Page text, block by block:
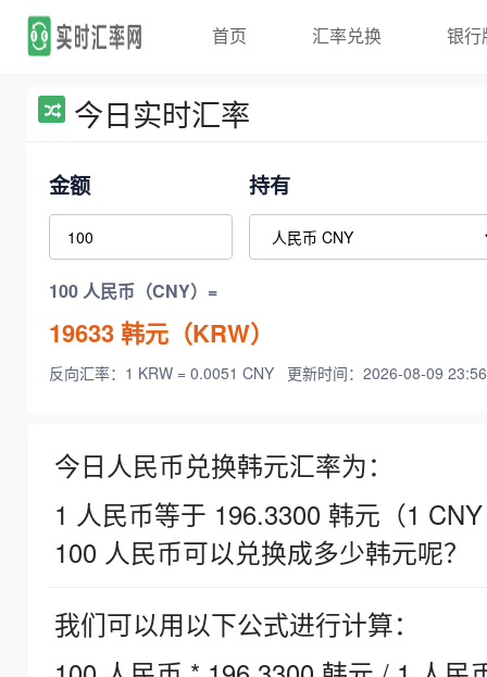
首页 汇率兑换 银行
今日实时汇率
金额 持有
100 人民币（CNY）=
19633韩元（KRW）
反向汇率：1 KRW = 0.0051 CNY 更新时间：2026-08-09
今日人民币兑换韩元汇率为：
1 人民币等于 196.3300 韩元（1
100 人民币可以兑换成多少韩元呢？
我们可以用以下公式进行计算：